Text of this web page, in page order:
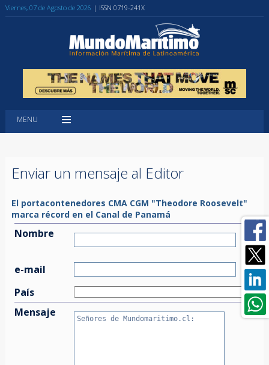
Viernes, 07 de Agosto de 2026 | ISSN 0719-241X
MENU
Enviar un mensaje al Editor
El portacontenedores CMA CGM "Theodore Roosevelt"
marca récord en el Canal de Panamá
Nombre
e-mail
País
Mensaje